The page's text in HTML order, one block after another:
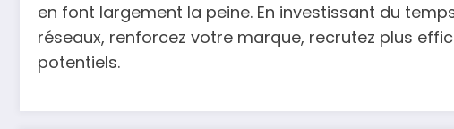
en font largement la peine. En investissant du
réseaux, renforcez votre marque, recrutez plus
potentiels.